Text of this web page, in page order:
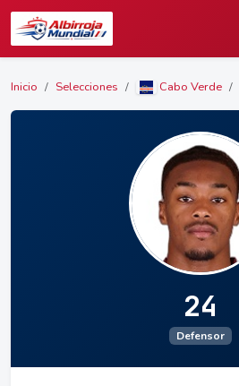
Inicio Selecciones Cabo Verde
24
Defensor